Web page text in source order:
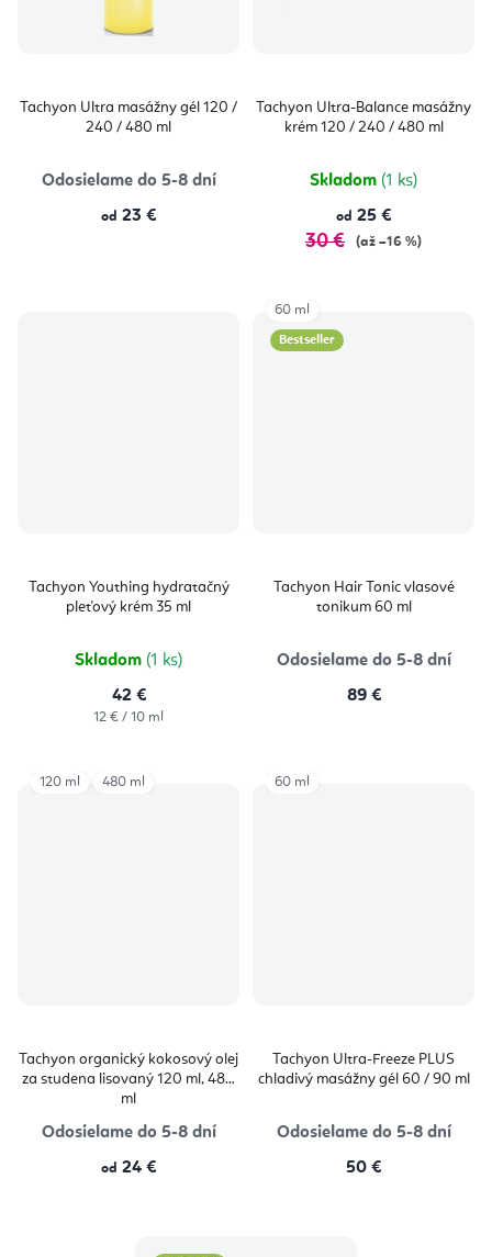
Tachyon Ultra masážny gél 120 /
240 / 480 ml
Odosielame do 5-8 dní
od 23 €
Tachyon Ultra-Balance masážny
krém 120 / 240 / 480 ml
Skladom (1 ks)
od 25 €
30 € (až –16 %)
Tachyon Youthing hydratačný
pleťový krém 35 ml
Skladom (1 ks)
42 €
Jednotková
12 € / 10 ml
Bestseller
Tachyon Hair Tonic vlasové
tonikum 60 ml
Odosielame do 5-8 dní
89 €
60 ml
Tachyon organický kokosový olej
za studena lisovaný 120 ml, 480
ml
Odosielame do 5-8 dní
od 24 €
120 ml 480 ml
Tachyon Ultra-Freeze PLUS
chladivý masážny gél 60 / 90 ml
Odosielame do 5-8 dní
50 €
60 ml